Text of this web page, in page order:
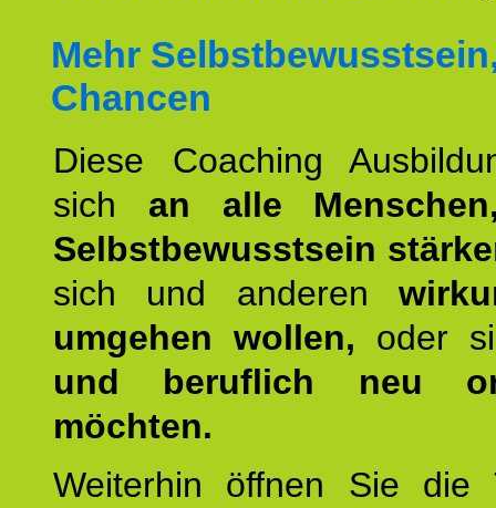
Mehr
Chancen
Diese Coaching
sich an alle
Selbstbewusstsein
sich und anderen
umgehen wollen, oder
und beruflich neu
möchten.
Weiterhin öffnen Sie